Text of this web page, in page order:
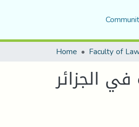
Home
الجزائر